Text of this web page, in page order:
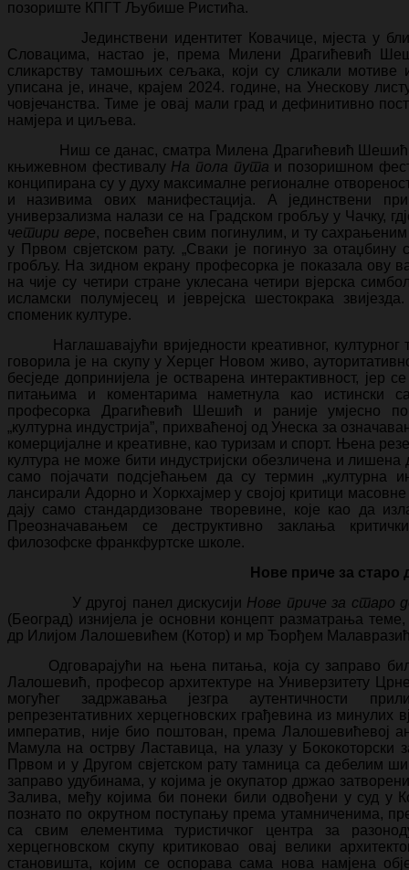
позориште КПГТ Љубише Ристића.
Јединствени идентитет Ковачице, мјеста у
Словацима, настао је, према Милени Драгићевић
сликарству тамошњих сељака, који су сликали мотиве
уписана је, иначе, крајем 2024. године, на Унескову
човјечанства. Тиме је овај мали град и дефинитивно
намјера и циљева.
Ниш се данас, сматра Милена Драгићевић Шешић,
књижевном фестивалу На пола пута и позоришном
конципирана су у духу максималне регионалне
и називима ових манифестација. А јединствени
универзализма налази се на Градском гробљу у Чачку,
четири вере, посвећен свим погинулим, и ту
у Првом свјетском рату. „Сваки је погинуо за отаџбину
гробљу. На зидном екрану професорка је показала ову
на чије су четири стране уклесана четири вјерска
исламски полумјесец и јеврејска шестокрака
споменик културе.
Наглашавајући вриједности креативног,
говорила је на скупу у Херцег Новом живо,
бесједе допринијела је остварена интерактивност, јер
питањима и коментарима наметнула као истински
професорка Драгићевић Шешић и раније умјесно
„културна индустрија”, прихваћеној од Унеска за
комерцијалне и креативне, као туризам и спорт. Њена
култура не може бити индустријски обезличена и
само појачати подсјећањем да су термин „културна
лансирали Адорно и Хоркхајмер у својој критици
дају само стандардизоване творевине, које као да
Преозначавањем се деструктивно заклања
филозофске франкфуртске школе.
Нове приче за старо
У другој панел дискусији Нове приче за старо
(Београд) изнијела је основни концепт разматрања
др Илијом Лалошевићем (Котор) и мр Ђорђем
Одговарајући на њена питања, која су заправо
Лалошевић, професор архитектуре на Универзитету
могућег задржавања језгра аутентичности
репрезентативних херцегновских грађевина из минулих
императив, није био поштован, према Лалошевићевој
Мамула на острву Ластавица, на улазу у Бококоторски
Првом и у Другом свјетском рату тамница са дебелим
заправо удубинама, у којима је окупатор држао
Залива, међу којима би понеки били одвођени у суд у
познато по окрутном поступању према утамниченима,
са свим елементима туристичког центра за
херцегновском скупу критиковао овај велики
становишта, којим се оспорава сама нова намјена